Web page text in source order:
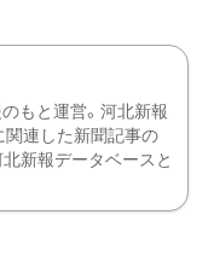
もと運営。河北新報
関連した新聞記事の
北新報データベースと